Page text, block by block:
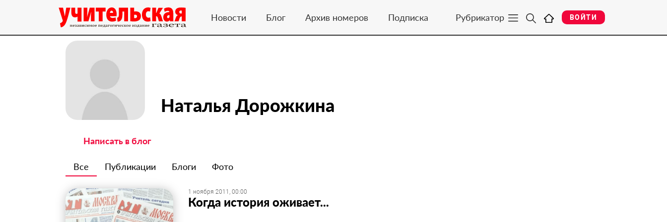
Новости Блог Архив номеров Подписка Рубрикатор ВОЙТИ
Наталья Дорожкина
Написать в блог
Все Публикации Блоги Фото
1 ноября 2011, 00:00
Когда история оживает...